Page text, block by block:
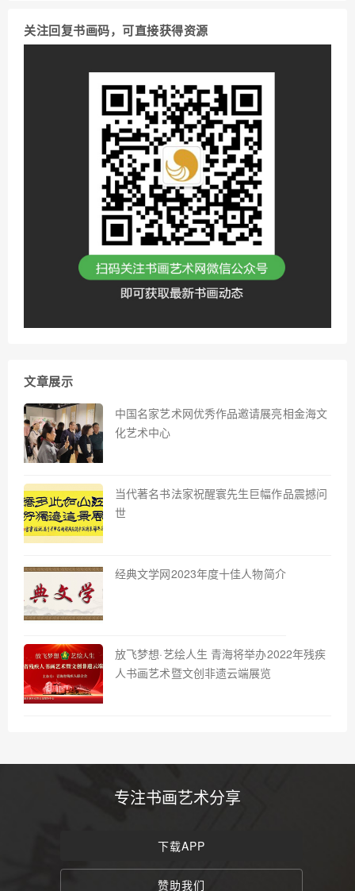
关注回复书画码，可直接获得资源
文章展示
中国名家艺术网优秀作品邀请展亮相金海文
化艺术中心
当代著名书法家祝醒寰先生巨幅作品震撼问
世
经典文学网2023年度十佳人物简介
放飞梦想·艺绘人生 青海将举办2022年残疾
人书画艺术暨文创非遗云端展览
专注书画艺术分享
下载APP
赞助我们